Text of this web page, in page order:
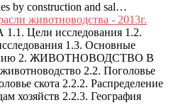
by construction and sal…
животноводства - 2013г.
Цели исследования 1.2.
1.3. Основные
2. ЖИВОТНОВОДСТВО В
2.2. Поголовье
скота 2.2.2. Распределение
хозяйств 2.2.3. География